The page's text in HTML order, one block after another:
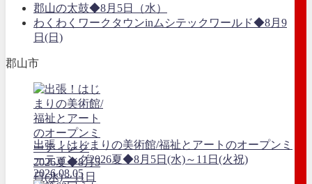
郡山の太鼓◆8月5日（水）
わくわくワークタウンinムシテックワールド◆8月9
日(日)
郡山市
出張！はじまりの美術館/福祉とアートのオープンミ
ーティング2026夏◆8月5日(水)～11日(火祝)
2026.08.05